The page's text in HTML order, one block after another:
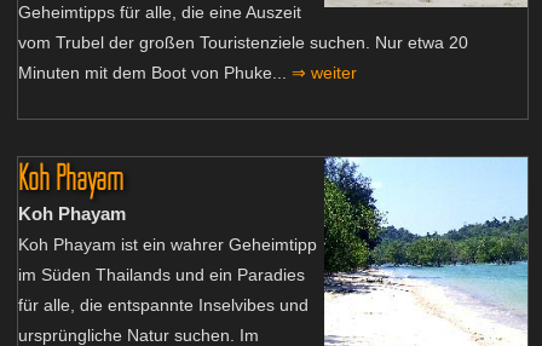
Geheimtipps für alle, die eine Auszeit
vom Trubel der großen Touristenziele suchen. Nur etwa 20
Minuten mit dem Boot von Phuke... ⇒ weiter
Koh Phayam
Koh Phayam
Koh Phayam ist ein wahrer Geheimtipp
im Süden Thailands und ein Paradies
für alle, die entspannte Inselvibes und
ursprüngliche Natur suchen. Im